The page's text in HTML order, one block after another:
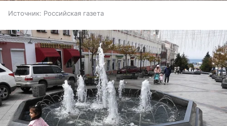
Источник: Российская газета